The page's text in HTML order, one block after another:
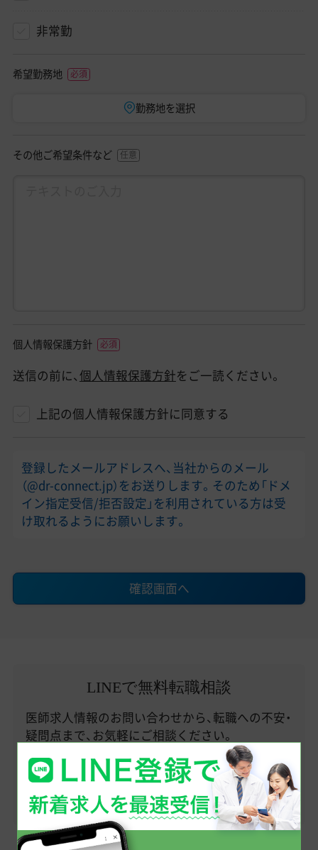
非常勤
希望勤務地
勤務地を選択
その他ご希望条件など
個人情報保護方針
送信の前に、個人情報保護方針をご一読ください。
上記の個人情報保護方針に同意する
登録したメールアドレスへ、当社からのメール
（@dr-connect.jp）をお送りします。そのため「ドメ
イン指定受信/拒否設定」を利用されている方は受
け取れるようにお願いします。
確認画面へ
LINEで無料転職相談
医師求人情報のお問い合わせから、転職への不安・
疑問点まで、お気軽にご相談ください。
友だち追加